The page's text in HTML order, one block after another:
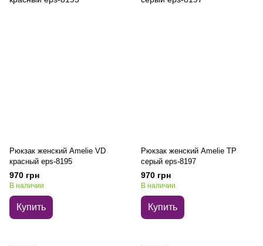
Рюкзак женский Amelie VD
красный eps-8195
970 грн
В наличии
Купить
Рюкзак женский Amelie TP
серый eps-8197
970 грн
В наличии
Купить